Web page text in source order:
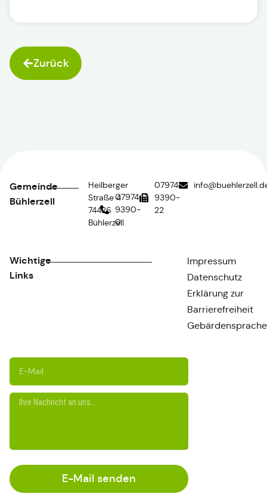
Zurück
Gemeinde
Bühlerzell
Heilberger
Straße 4
74426
Bühlerzell
07974
9390-
0
07974
9390-
22
Wichtige
Links
Impressum
Datenschutz
Erklärung zur
Barrierefreiheit
Gebärdensprache
E-Mail senden